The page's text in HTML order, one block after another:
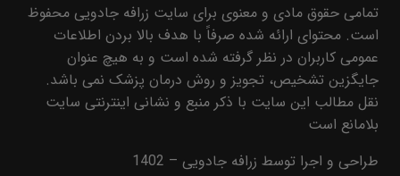
تمامی حقوق مادی و معنوی برای سایت زرافه جادویی محفوظ
است. محتوای ارائه شده صرفاً با هدف بالا بردن اطلاعات
عمومی کاربران در نظر گرفته شده است و به هیچ عنوان
جایگزین تشخیص، تجویز و روش درمان پزشک نمی باشد.
نقل مطالب این سایت با ذکر منبع و نشانی اینترنتی سایت
بلامانع است
طراحی و اجرا توسط زرافه جادویی – 1402